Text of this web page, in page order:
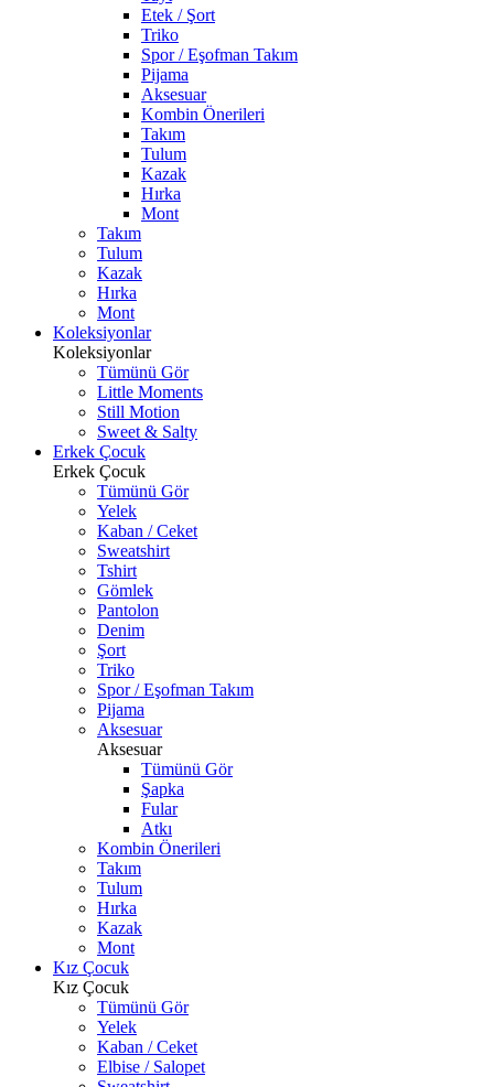
Etek / Şort
Triko
Spor / Eşofman Takım
Pijama
Aksesuar
Kombin Önerileri
Takım
Tulum
Kazak
Hırka
Mont
Takım
Tulum
Kazak
Hırka
Mont
Koleksiyonlar
Koleksiyonlar
Tümünü Gör
Little Moments
Still Motion
Sweet & Salty
Erkek Çocuk
Erkek Çocuk
Tümünü Gör
Yelek
Kaban / Ceket
Sweatshirt
Tshirt
Gömlek
Pantolon
Denim
Şort
Triko
Spor / Eşofman Takım
Pijama
Aksesuar
Aksesuar
Tümünü Gör
Şapka
Fular
Atkı
Kombin Önerileri
Takım
Tulum
Hırka
Kazak
Mont
Kız Çocuk
Kız Çocuk
Tümünü Gör
Yelek
Kaban / Ceket
Elbise / Salopet